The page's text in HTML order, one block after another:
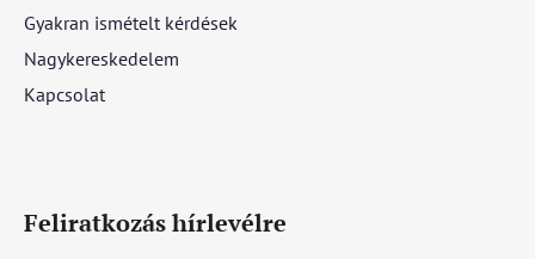
Gyakran ismételt kérdések
Nagykereskedelem
Kapcsolat
Feliratkozás hírlevélre